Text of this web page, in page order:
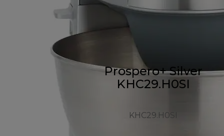
Prospero+ Silver
KHC29.H0SI
KHC29.H0SI